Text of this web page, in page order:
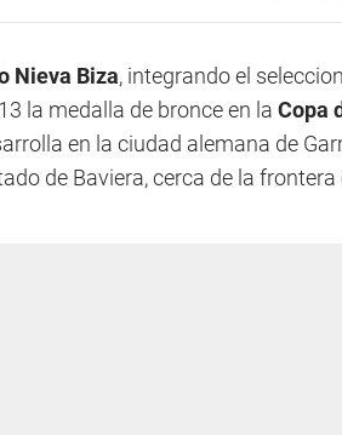
Nieva Biza, integrando el
la medalla de bronce en la Copa
en la ciudad alemana de
de Baviera, cerca de la